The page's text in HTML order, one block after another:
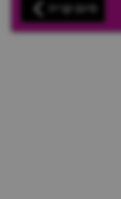
סיום קנייה